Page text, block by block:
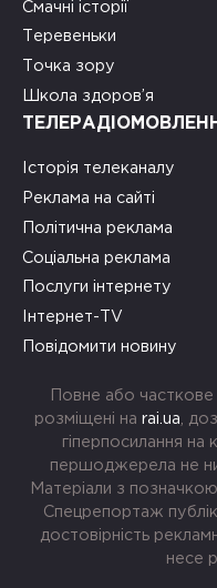
Смачні історії
Теревеньки
Точка зору
Школа здоров’я
Історія телеканалу
Реклама на сайті
Політична реклама
Соціальна реклама
Послуги інтернету
Інтернет-TV
Повідомити новину
Повне або часткове
розміщені на rai.ua ,
гіперпосилання на
першоджерела не
Матеріали з
Спецрепортаж
достовірність
несе